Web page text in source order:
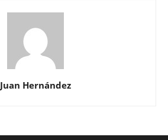
Juan Hernández